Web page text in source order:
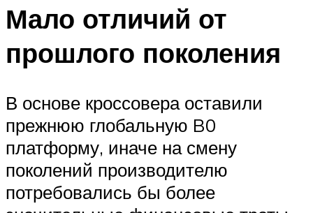
Мало отличий от
прошлого поколения
В основе кроссовера оставили
прежнюю глобальную B0
платформу, иначе на смену
поколений производителю
потребовались бы более